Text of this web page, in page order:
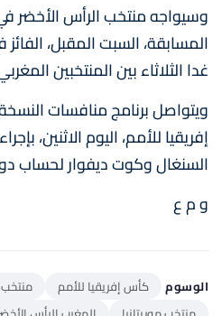
وسيواجه منتخب الرأس الأخضر
المسابقة، السبت المقبل،
غدا الثلاثاء بين المنتخبين
إفريقيا للأمم، اليوم الاثنين،
السنغال وكوت ديفوار لحساب دور
و م ع
الوسوم كأس إفريقيا للأمم